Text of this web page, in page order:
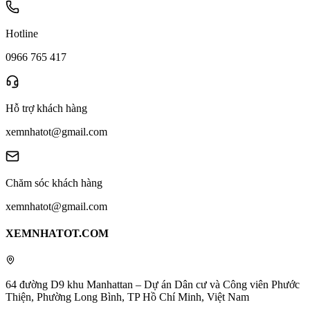
Hotline
0966 765 417
Hỗ trợ khách hàng
xemnhatot@gmail.com
Chăm sóc khách hàng
xemnhatot@gmail.com
XEMNHATOT.COM
64 đường D9 khu Manhattan – Dự án Dân cư và Công viên Phước
Thiện, Phường Long Bình, TP Hồ Chí Minh, Việt Nam